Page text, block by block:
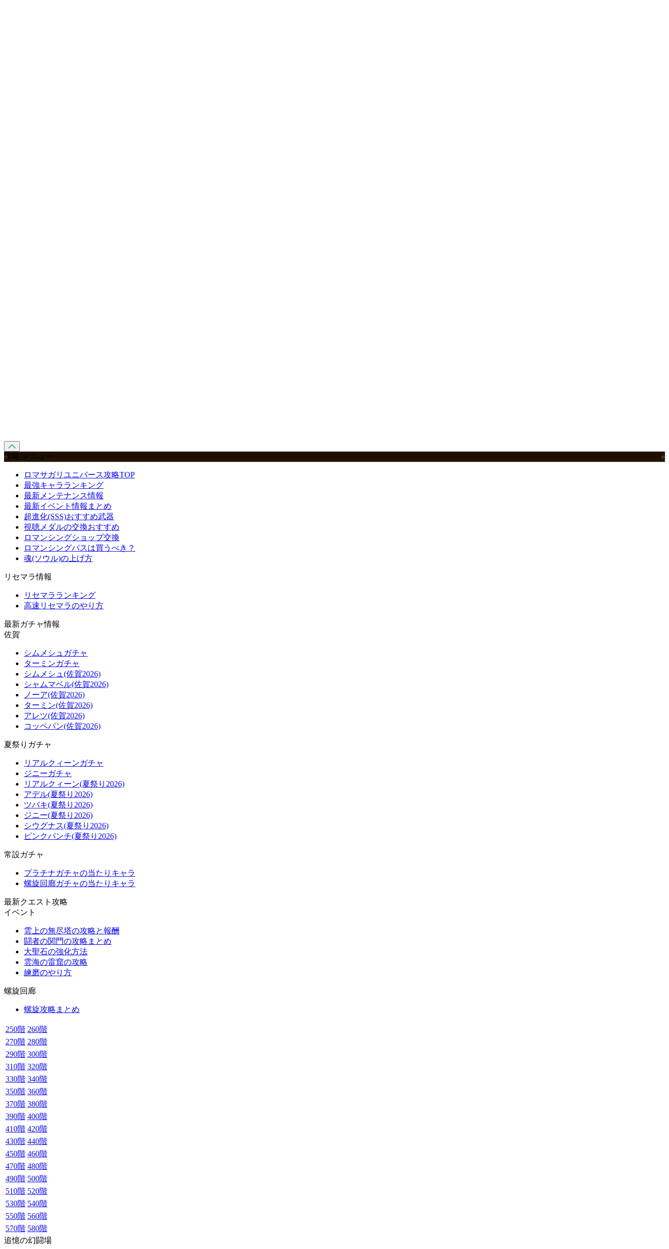
攻略 メニュー
ロマサガリユニバース攻略TOP
最強キャラランキング
最新メンテナンス情報
最新イベント情報まとめ
超進化(SSS)おすすめ武器
視聴メダルの交換おすすめ
ロマンシングショップ交換
ロマンシングパスは買うべき？
魂(ソウル)の上げ方
リセマラ情報
リセマラランキング
高速リセマラのやり方
最新ガチャ情報
佐賀
シムメシュガチャ
ターミンガチャ
シムメシュ(佐賀2026)
シャムマベル(佐賀2026)
ノーア(佐賀2026)
ターミン(佐賀2026)
アレツ(佐賀2026)
コッペパン(佐賀2026)
夏祭りガチャ
リアルクィーンガチャ
ジニーガチャ
リアルクィーン(夏祭り2026)
アデル(夏祭り2026)
ツバキ(夏祭り2026)
ジニー(夏祭り2026)
シウグナス(夏祭り2026)
ピンクパンチ(夏祭り2026)
常設ガチャ
プラチナガチャの当たりキャラ
螺旋回廊ガチャの当たりキャラ
最新クエスト攻略
イベント
雲上の無尽塔の攻略と報酬
闘者の関門の攻略まとめ
大聖石の強化方法
雲海の雷窟の攻略
練磨のやり方
螺旋回廊
螺旋攻略まとめ
250階 260階
270階 280階
290階 300階
310階 320階
330階 340階
350階 360階
370階 380階
390階 400階
410階 420階
430階 440階
450階 460階
470階 480階
490階 500階
510階 520階
530階 540階
550階 560階
570階 580階
追憶の幻闘場